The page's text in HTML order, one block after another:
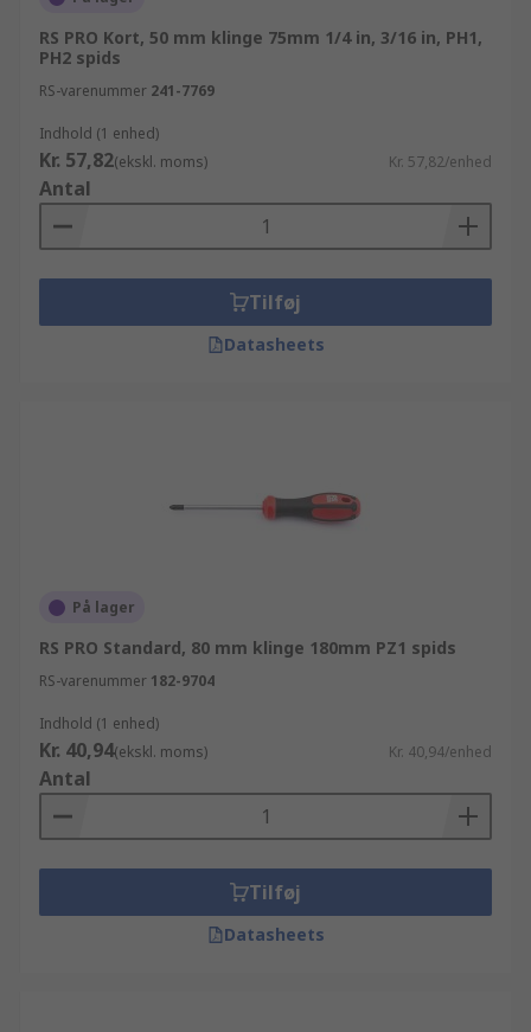
RS PRO Kort, 50 mm klinge 75mm 1/4 in, 3/16 in, PH1,
PH2 spids
RS-varenummer 241-7769
Indhold (1 enhed)
Kr. 57,82(ekskl. moms) Kr. 57,82/enhed
Antal
Tilføj
Datasheets
På lager
RS PRO Standard, 80 mm klinge 180mm PZ1 spids
RS-varenummer 182-9704
Indhold (1 enhed)
Kr. 40,94(ekskl. moms) Kr. 40,94/enhed
Antal
Tilføj
Datasheets